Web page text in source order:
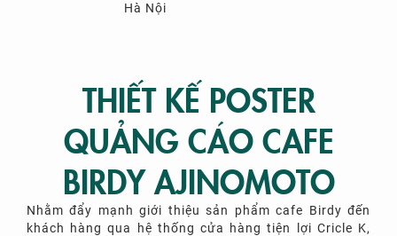
Hà Nội
THIẾT KẾ POSTER
QUẢNG CÁO CAFE
BIRDY AJINOMOTO
Nhằm đẩy mạnh giới thiệu sản phẩm cafe Birdy đến
khách hàng qua hệ thống cửa hàng tiện lợi Cricle K,